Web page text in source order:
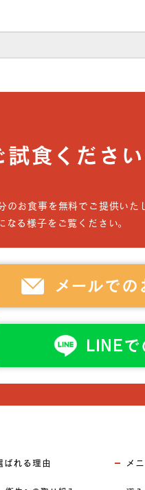
試食くださ
のお食事を無料でご提供いた
る様子をご覧ください。
メールで
LINE
ばれる理由 メ